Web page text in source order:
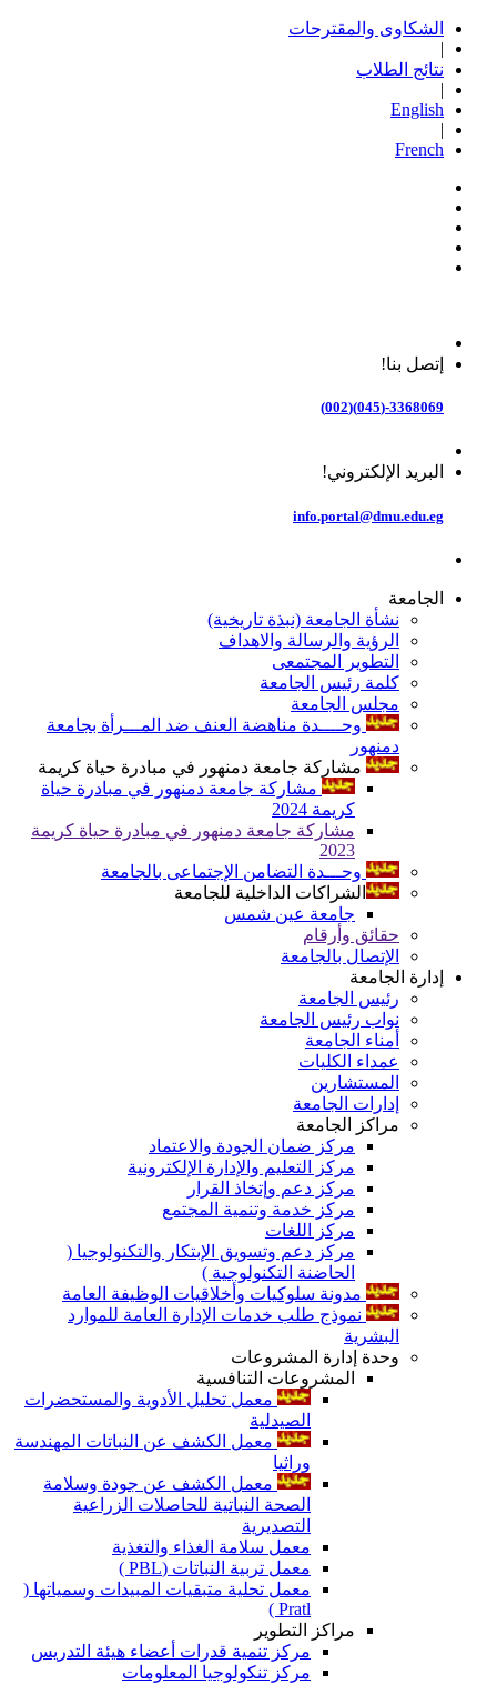
الشكاوى والمقترحات
|
نتائج الطلاب
|
English
|
French
إتصل بنا!
3368069-(045)(002)
البريد الإلكتروني!
info.portal@dmu.edu.eg
الجامعة
نشأة الجامعة (نبذة تاريخية)
الرؤية والرسالة والاهداف
التطوير المجتمعى
كلمة رئيس الجامعة
مجلس الجامعة
وحــــدة مناهضة العنف ضد المـــرأة بجامعة
دمنهور
مشاركة جامعة دمنهور في مبادرة حياة كريمة
مشاركة جامعة دمنهور في مبادرة حياة
كريمة 2024
مشاركة جامعة دمنهور في مبادرة حياة كريمة
2023
وحـــدة التضامن الإجتماعى بالجامعة
الشراكات الداخلية للجامعة
جامعة عين شمس
حقائق وأرقام
الإتصال بالجامعة
إدارة الجامعة
رئيس الجامعة
نواب رئيس الجامعة
أمناء الجامعة
عمداء الكليات
المستشارين
إدارات الجامعة
مراكز الجامعة
مركز ضمان الجودة والاعتماد
مركز التعليم والإدارة الإلكترونية
مركز دعم وإتخاذ القرار
مركز خدمة وتنمية المجتمع
مركز اللغات
مركز دعم وتسويق الإبتكار والتكنولوجيا (
الحاضنة التكنولوجية )
مدونة سلوكيات وأخلاقيات الوظيفة العامة
نموذج طلب خدمات الإدارة العامة للموارد
البشرية
وحدة إدارة المشروعات
المشروعات التنافسية
معمل تحليل الأدوية والمستحضرات
الصيدلية
معمل الكشف عن النباتات المهندسة
وراثيا
معمل الكشف عن جودة وسلامة
الصحة النباتية للحاصلات الزراعية
التصديرية
معمل سلامة الغذاء والتغذية
معمل تربية النباتات (PBL )
معمل تحلية متبقيات المبيدات وسمياتها (
Pratl )
مراكز التطوير
مركز تنمية قدرات أعضاء هيئة التدريس
مركز تنكولوجيا المعلومات